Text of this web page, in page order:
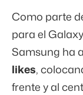
Como parte
para el
Samsung ha
likes,
frente y al